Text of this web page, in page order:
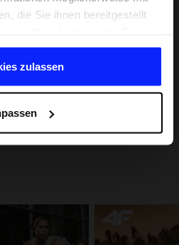
die Sie ihnen bereitgestellt
zulassen
von Grund auf